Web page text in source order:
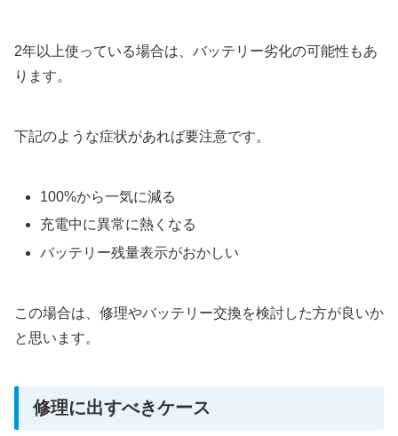
2年以上使っている場合は、バッテリー劣化の可能性もあ
ります。
下記のような症状があれば要注意です。
100%から一気に減る
充電中に異常に熱くなる
バッテリー残量表示がおかしい
この場合は、修理やバッテリー交換を検討した方が良いか
と思います。
修理に出すべきケース